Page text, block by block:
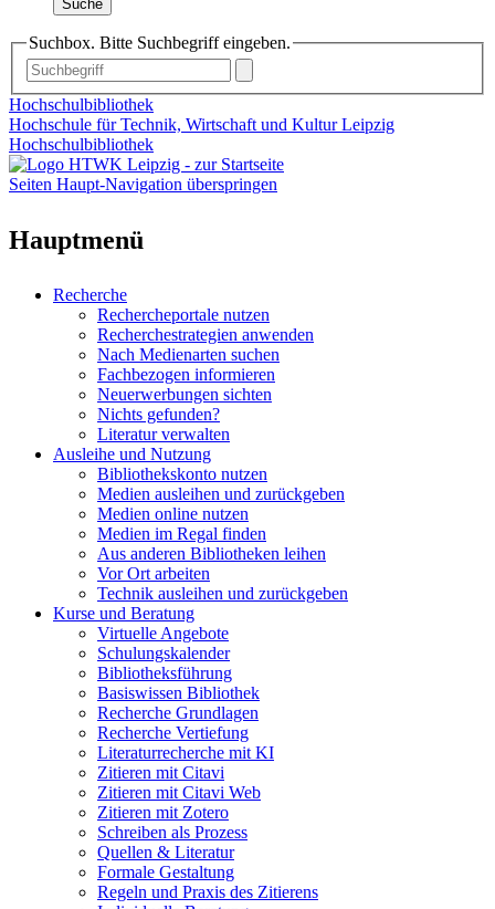
Suche
Suchbox. Bitte Suchbegriff eingeben.
Hochschulbibliothek
Hochschule für Technik, Wirtschaft und Kultur Leipzig
Hochschulbibliothek
Seiten Haupt-Navigation überspringen
Hauptmenü
Recherche
Rechercheportale nutzen
Recherchestrategien anwenden
Nach Medienarten suchen
Fachbezogen informieren
Neuerwerbungen sichten
Nichts gefunden?
Literatur verwalten
Ausleihe und Nutzung
Bibliothekskonto nutzen
Medien ausleihen und zurückgeben
Medien online nutzen
Medien im Regal finden
Aus anderen Bibliotheken leihen
Vor Ort arbeiten
Technik ausleihen und zurückgeben
Kurse und Beratung
Virtuelle Angebote
Schulungskalender
Bibliotheksführung
Basiswissen Bibliothek
Recherche Grundlagen
Recherche Vertiefung
Literaturrecherche mit KI
Zitieren mit Citavi
Zitieren mit Citavi Web
Zitieren mit Zotero
Schreiben als Prozess
Quellen & Literatur
Formale Gestaltung
Regeln und Praxis des Zitierens